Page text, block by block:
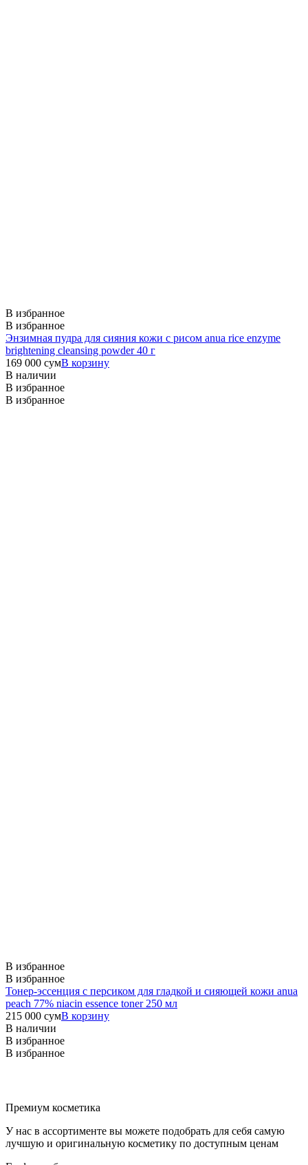
В избранное
В избранное
Энзимная пудра для сияния кожи с рисом anua rice enzyme
brightening cleansing powder 40 г
169 000 сумВ корзину
В наличии
В избранное
В избранное
В избранное
В избранное
Тонер-эссенция с персиком для гладкой и сияющей кожи anua
peach 77% niacin essence toner 250 мл
215 000 сумВ корзину
В наличии
В избранное
В избранное
Премиум косметика
У нас в ассортименте вы можете подобрать для себя самую
лучшую и оригинальную косметику по доступным ценам